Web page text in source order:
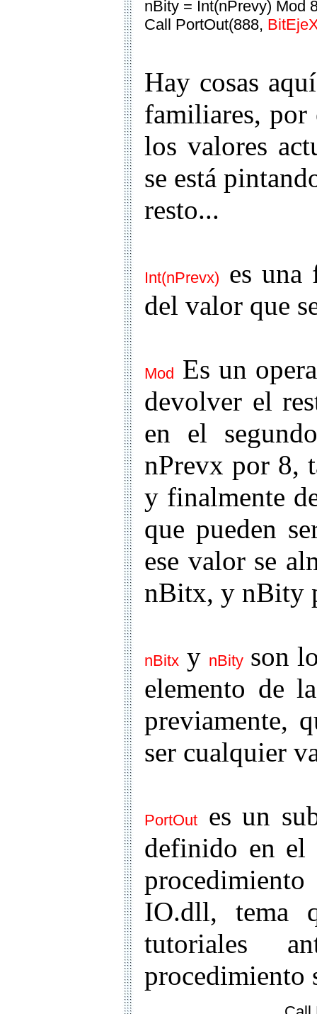
nBity = Int(nPrevy) Mod
Call PortOut(888,
Hay cosas
familiares,
los valores
se está
resto...
Int(nPrevx)
es una
del valor que
Mod Es un
devolver el
en el
nPrevx por 8,
y finalmente
que pueden
ese valor se
nBitx, y nBity
nBitx y nBityson
elemento de
previamente,
ser cualquier
PortOut
es un
definido en el
IO.dll, tema
tutoriales
procedimiento